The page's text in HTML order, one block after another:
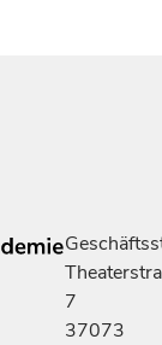
7
37073